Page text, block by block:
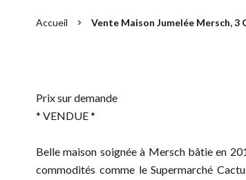
Accueil Vente Maison Jumelée Mersch, 3
Prix sur demande
* VENDUE *
Belle maison soignée à Mersch bâtie en
commodités comme le Supermarché